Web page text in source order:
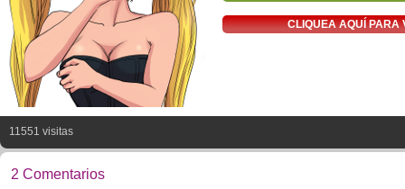
CLIQUEA AQUÍ PARA
11551 visitas
2 Comentarios